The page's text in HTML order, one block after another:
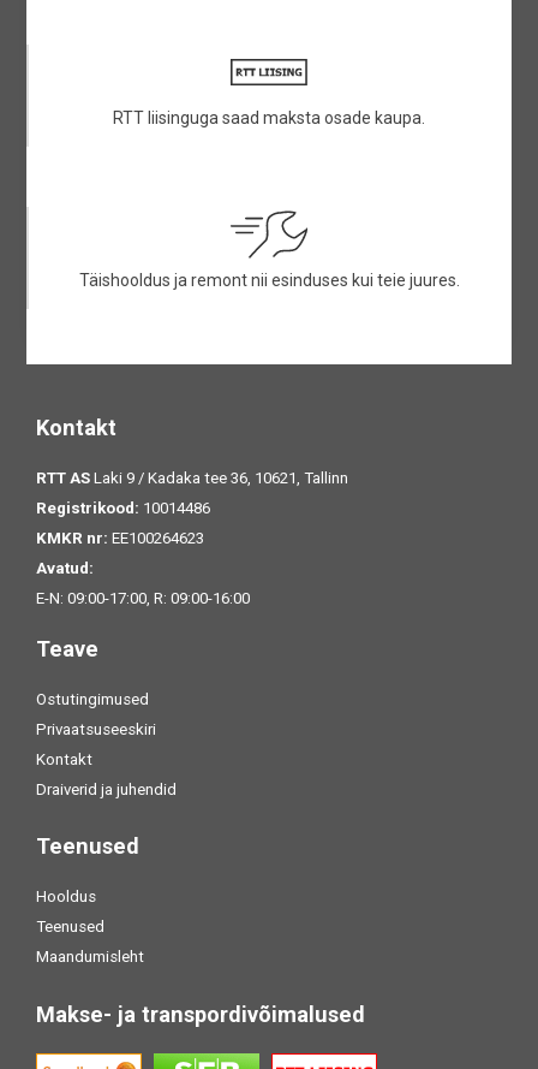
RTT liisinguga saad maksta osade kaupa.
Täishooldus ja remont nii esinduses kui teie juures.
Kontakt
RTT AS Laki 9 / Kadaka tee 36, 10621, Tallinn
Registrikood: 10014486
KMKR nr: EE100264623
Avatud:
E-N: 09:00-17:00, R: 09:00-16:00
Teave
Ostutingimused
Privaatsuseeskiri
Kontakt
Draiverid ja juhendid
Teenused
Hooldus
Teenused
Maandumisleht
Makse- ja transpordivõimalused